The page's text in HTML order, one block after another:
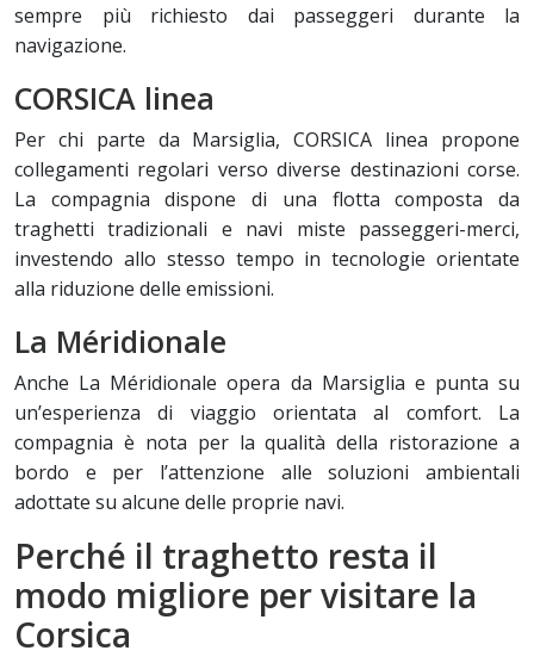
sempre più richiesto dai passeggeri durante la
navigazione.
CORSICA linea
Per chi parte da Marsiglia, CORSICA linea propone
collegamenti regolari verso diverse destinazioni corse.
La compagnia dispone di una flotta composta da
traghetti tradizionali e navi miste passeggeri-merci,
investendo allo stesso tempo in tecnologie orientate
alla riduzione delle emissioni.
La Méridionale
Anche La Méridionale opera da Marsiglia e punta su
un’esperienza di viaggio orientata al comfort. La
compagnia è nota per la qualità della ristorazione a
bordo e per l’attenzione alle soluzioni ambientali
adottate su alcune delle proprie navi.
Perché il traghetto resta il
modo migliore per visitare la
Corsica